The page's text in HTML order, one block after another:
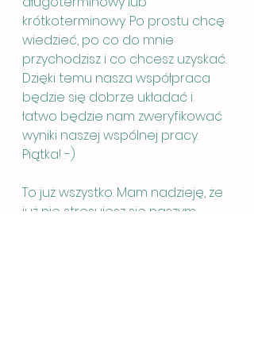
krótkoterminowy. Po prostu chcę
wiedzieć, po co do mnie
przychodzisz i co chcesz uzyskać.
Dzięki temu nasza współpraca
będzie się dobrze układać i
łatwo będzie nam zweryfikować
wyniki naszej wspólnej pracy.
Piątka! :-)
To już wszystko. Mam nadzieję, że
już nie stresujesz się naszym